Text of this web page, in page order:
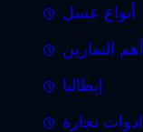
أنواع عسل
أهم التمارين
إيطاليا
ادوات نجارة